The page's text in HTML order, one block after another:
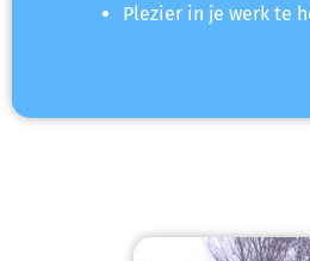
Plezier in je werk te